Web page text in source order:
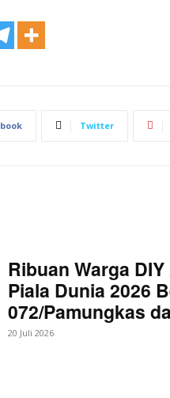
Twitter
Ribuan Warga
Piala Dunia 2026
072/Pamungkas
20 Juli 2026